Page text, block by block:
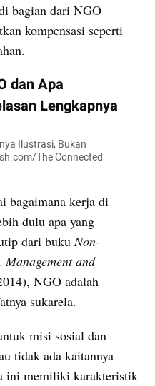
bagian dari NGO
kompensasi seperti
dan Apa
Lengkapnya
Ilustrasi, Bukan
The Connected
bagaimana kerja di
dulu apa yang
dari buku Non-
and
NGO adalah
sukarela.
misi sosial dan
tidak ada kaitannya
ini memiliki karakteristik